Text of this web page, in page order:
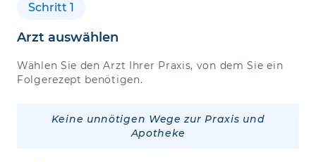
Schritt 1
Arzt auswählen
Wählen Sie den Arzt Ihrer Praxis, von dem Sie ein
Folgerezept benötigen.
Keine unnötigen Wege zur Praxis und
Apotheke